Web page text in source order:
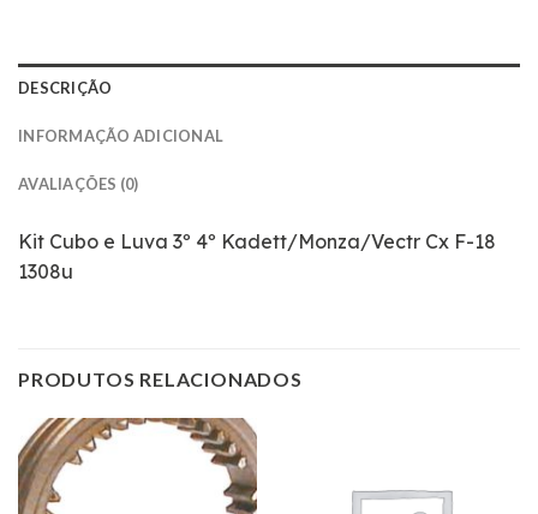
DESCRIÇÃO
INFORMAÇÃO ADICIONAL
AVALIAÇÕES (0)
Kit Cubo e Luva 3º 4º Kadett/Monza/Vectr Cx F-18
1308u
PRODUTOS RELACIONADOS